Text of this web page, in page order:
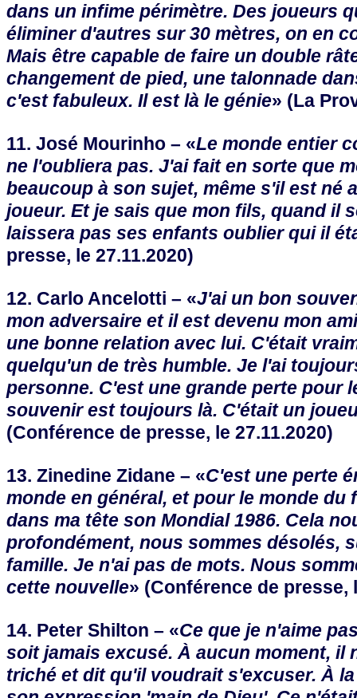
dans un infime périmètre. Des joueurs
éliminer d'autres sur 30 mètres, on en
Mais être capable de faire un double
changement de pied, une talonnade
c'est fabuleux. Il est là le génie» (La
11. José Mourinho – «Le monde entier
ne l'oubliera pas. J'ai fait en sorte que
beaucoup à son sujet, même s'il est né
joueur. Et je sais que mon fils, quand il
laissera pas ses enfants oublier qui il
presse, le 27.11.2020)
12. Carlo Ancelotti – «J'ai un bon
mon adversaire et il est devenu mon
une bonne relation avec lui. C'était
quelqu'un de très humble. Je l'ai
personne. C'est une grande perte pour
souvenir est toujours là. C'était un
(Conférence de presse, le 27.11.2020)
13. Zinedine Zidane – «C'est une perte
monde en général, et pour le monde du
dans ma tête son Mondial 1986. Cela
profondément, nous sommes désolés,
famille. Je n'ai pas de mots. Nous
cette nouvelle» (Conférence de presse,
14. Peter Shilton – «Ce que je n'aime
soit jamais excusé. À aucun moment, il
triché et dit qu'il voudrait s'excuser. À